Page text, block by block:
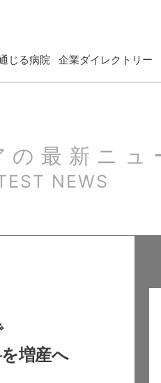
じる病院 企業ダイレクトリー
の最新ニュ
NEWS
増産へ